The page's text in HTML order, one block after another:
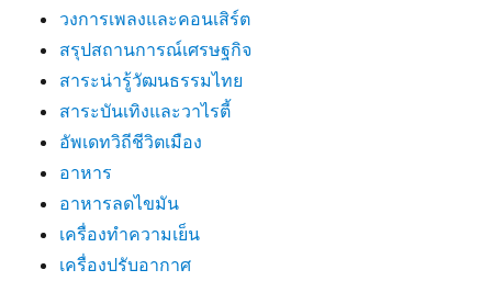
วงการเพลงและคอนเสิร์ต
สรุปสถานการณ์เศรษฐกิจ
สาระน่ารู้วัฒนธรรมไทย
สาระบันเทิงและวาไรตี้
อัพเดทวิถีชีวิตเมือง
อาหาร
อาหารลดไขมัน
เครื่องทำความเย็น
เครื่องปรับอากาศ